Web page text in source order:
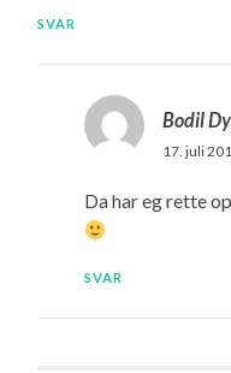
SVAR
Bodil
17. juli
Da har eg rette
SVAR